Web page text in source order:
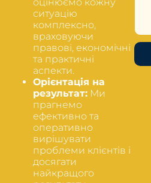
ситуацію
комплексно,
враховуючи
правові, економічні
та практичні
аспекти.
Орієнтація на
результат: Ми
прагнемо
ефективно та
оперативно
вирішувати
проблеми клієнтів і
досягати
найкращого